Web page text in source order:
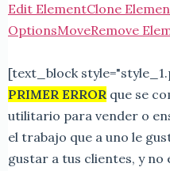
Edit ElementClone
OptionsMoveRemove
[text_block
PRIMER ERROR que se
utilitario para vender o
el trabajo que a uno le
gustar a tus clientes, y no